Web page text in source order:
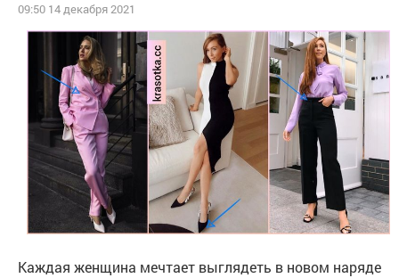
09:50 14 декабря 2021
Каждая женщина мечтает выглядеть в новом наряде